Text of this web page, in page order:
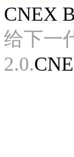
CNEX
给下一
2.0.